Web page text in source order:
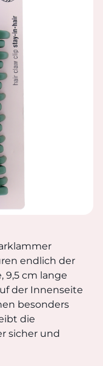
HAIR-HAARKLAMMER,
gehören
endlich der
9,5 cm lange
der Innenseite
besonders
die
sicher und